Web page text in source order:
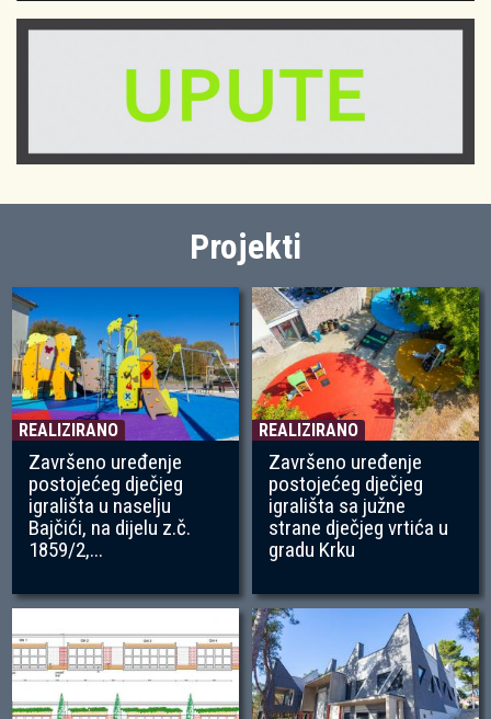
Projekti
REALIZIRANO
Završeno uređenje
postojećeg dječjeg
igrališta u naselju
Bajčići, na dijelu z.č.
1859/2,...
REALIZIRANO
Završeno uređenje
postojećeg dječjeg
igrališta sa južne
strane dječjeg vrtića u
gradu Krku